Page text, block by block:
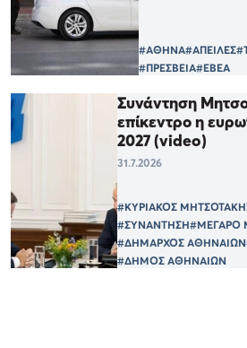
#ΑΘΗΝΑ#ΑΠΕΙΛΕΣ
#ΠΡΕΣΒΕΙΑ#ΕΒΕΑ
Συνάντηση
επίκεντρο η
2027 (video)
31.7.2026
#ΚΥΡΙΑΚΟΣ
#ΣΥΝΑΝΤΗΣΗ#ΜΕΓΑΡΟ
#ΔΗΜΑΡΧΟΣ ΑΘΗΝΑΙΩΝ
#ΔΗΜΟΣ ΑΘΗΝΑΙΩΝ